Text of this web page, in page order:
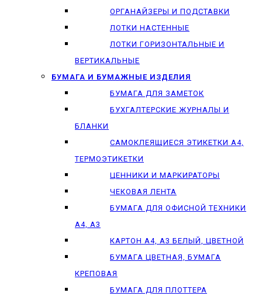
ОРГАНАЙЗЕРЫ И ПОДСТАВКИ
ЛОТКИ НАСТЕННЫЕ
ЛОТКИ ГОРИЗОНТАЛЬНЫЕ И
ВЕРТИКАЛЬНЫЕ
БУМАГА И БУМАЖНЫЕ ИЗДЕЛИЯ
БУМАГА ДЛЯ ЗАМЕТОК
БУХГАЛТЕРСКИЕ ЖУРНАЛЫ И
БЛАНКИ
САМОКЛЕЯЩИЕСЯ ЭТИКЕТКИ А4,
ТЕРМОЭТИКЕТКИ
ЦЕННИКИ И МАРКИРАТОРЫ
ЧЕКОВАЯ ЛЕНТА
БУМАГА ДЛЯ ОФИСНОЙ ТЕХНИКИ
А4, А3
КАРТОН А4, А3 БЕЛЫЙ, ЦВЕТНОЙ
БУМАГА ЦВЕТНАЯ, БУМАГА
КРЕПОВАЯ
БУМАГА ДЛЯ ПЛОТТЕРА